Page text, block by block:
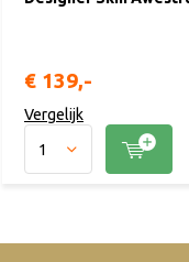
€ 139,-
Vergelijk